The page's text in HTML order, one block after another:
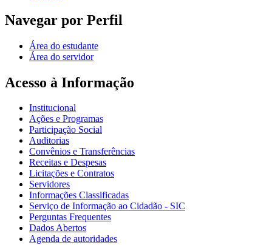
Navegar por Perfil
Área do estudante
Área do servidor
Acesso à Informação
Institucional
Ações e Programas
Participação Social
Auditorias
Convênios e Transferências
Receitas e Despesas
Licitações e Contratos
Servidores
Informações Classificadas
Serviço de Informação ao Cidadão - SIC
Perguntas Frequentes
Dados Abertos
Agenda de autoridades